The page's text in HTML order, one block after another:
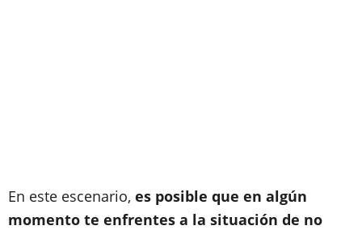
En este escenario, es posible que en algún
momento te enfrentes a la situación de no